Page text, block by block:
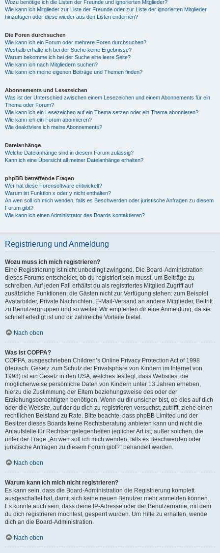
Wozu benötige ich die Listen der Freunde und ignorierten Mitglieder?
Wie kann ich Mitglieder zur Liste der Freunde oder zur Liste der ignorierten Mitglieder
hinzufügen oder diese wieder aus den Listen entfernen?
Die Foren durchsuchen
Wie kann ich ein Forum oder mehrere Foren durchsuchen?
Weshalb erhalte ich bei der Suche keine Ergebnisse?
Warum bekomme ich bei der Suche eine leere Seite?
Wie kann ich nach Mitgliedern suchen?
Wie kann ich meine eigenen Beiträge und Themen finden?
Abonnements und Lesezeichen
Was ist der Unterschied zwischen einem Lesezeichen und einem Abonnements für ein
Thema oder Forum?
Wie kann ich ein Lesezeichen auf ein Thema setzen oder ein Thema abonnieren?
Wie kann ich ein Forum abonnieren?
Wie deaktiviere ich meine Abonnements?
Dateianhänge
Welche Dateianhänge sind in diesem Forum zulässig?
Kann ich eine Übersicht all meiner Dateianhänge erhalten?
phpBB betreffende Fragen
Wer hat diese Forensoftware entwickelt?
Warum ist Funktion x oder y nicht enthalten?
An wen soll ich mich wenden, falls es Beschwerden oder juristische Anfragen zu diesem
Forum gibt?
Wie kann ich einen Administrator des Boards kontaktieren?
Registrierung und Anmeldung
Wozu muss ich mich registrieren?
Eine Registrierung ist nicht unbedingt zwingend. Die Board-Administration
dieses Forums entscheidet, ob du registriert sein musst, um Beiträge zu
schreiben. Auf jeden Fall erhältst du als registriertes Mitglied Zugriff auf
zusätzliche Funktionen, die Gästen nicht zur Verfügung stehen: zum Beispiel
Avatarbilder, Private Nachrichten, E-Mail-Versand an andere Mitglieder, Beitritt
zu Benutzergruppen und so weiter. Wir empfehlen dir eine Anmeldung, da sie
schnell erledigt ist und dir zahlreiche Vorteile bietet.
Nach oben
Was ist COPPA?
COPPA, ausgeschrieben Children’s Online Privacy Protection Act of 1998
(deutsch: Gesetz zum Schutz der Privatsphäre von Kindern im Internet von
1998) ist ein Gesetz in den USA, welches festlegt, dass Websites, die
möglicherweise persönliche Daten von Kindern unter 13 Jahren erheben,
hierzu die Zustimmung der Eltern beziehungsweise des oder der
Erziehungsberechtigten benötigen. Wenn du dir unsicher bist, ob dies auf dich
oder die Website, auf der du dich zu registrieren versuchst, zutrifft, ziehe einen
rechtlichen Beistand zu Rate. Bitte beachte, dass phpBB Limited und der
Besitzer dieses Boards keine Rechtsberatung anbieten kann und nicht die
Anlaufstelle für Rechtsangelegenheiten jeglicher Art ist; außer solchen, die
unter der Frage „An wen soll ich mich wenden, falls es Beschwerden oder
juristische Anfragen zu diesem Forum gibt?“ behandelt werden.
Nach oben
Warum kann ich mich nicht registrieren?
Es kann sein, dass die Board-Administration die Registrierung komplett
ausgeschaltet hat, damit sich keine neuen Benutzer mehr anmelden können.
Es könnte auch sein, dass deine IP-Adresse oder der Benutzername, mit dem
du dich registrieren möchtest, gesperrt wurden. Um Hilfe zu erhalten, wende
dich an die Board-Administration.
Nach oben